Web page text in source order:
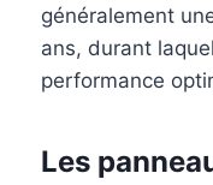
généralement
ans, durant
performance
Les